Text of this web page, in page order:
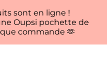
sont en ligne !
Oupsi pochette de
commande 🫶